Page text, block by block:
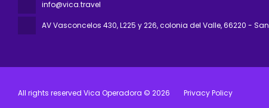
info@vica.travel
AV Vasconcelos 430, L225 y 226, colonia del Valle, 66220 -
All rights reserved Vica Operadora © 2026 Privacy Policy